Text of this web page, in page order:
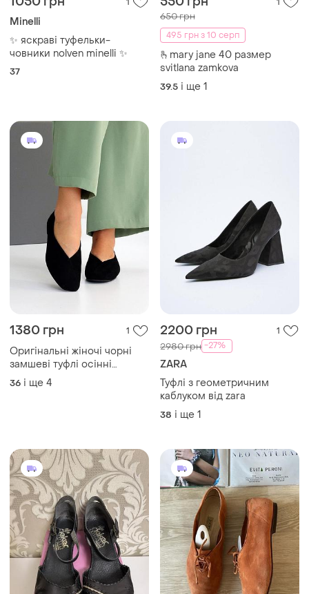
1
Minelli
✨ яскраві туфельки-
човники nolven minelli ✨
37
1
650 грн
495 грн з 10 серп
🫰mary jane 40 размер
svitlana zamkova
39.5 і ще 1
1380 грн 1
Оригінальні жіночі чорні
замшеві туфлі осінні
натуральна замша весна
36 і ще 4
2200 грн 1
2980 грн -27%
ZARA
Туфлі з геометричним
каблуком від zara
38 і ще 1